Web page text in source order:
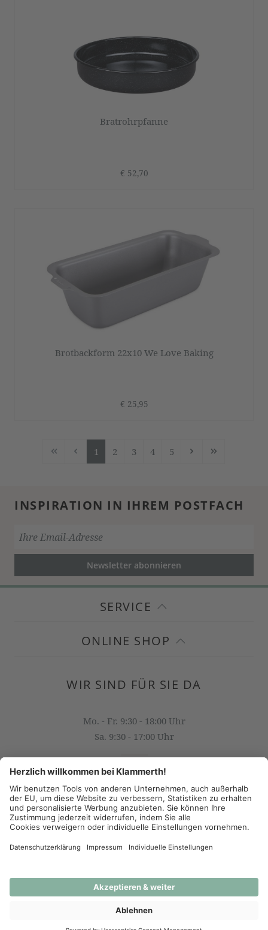
Bratrohrpfanne
€ 52,70
Brotbackform 22x10 We Love Baking
€ 25,95
Seite
1 Seite
2 Seite
3 Seite
4 Seite
5
INSPIRATION IN IHREM POSTFACH
Newsletter abonnieren
SERVICE
ONLINE SHOP
WIR SIND FÜR SIE DA
Mo. - Fr. 9:30 - 18:00 Uhr
Sa. 9:30 - 17:00 Uhr
OFFICE@KLAMMERTH.AT
+43 316 825 618 0
(c) 2026 - J.K. Klammerth, Josef Hahns Erben KG